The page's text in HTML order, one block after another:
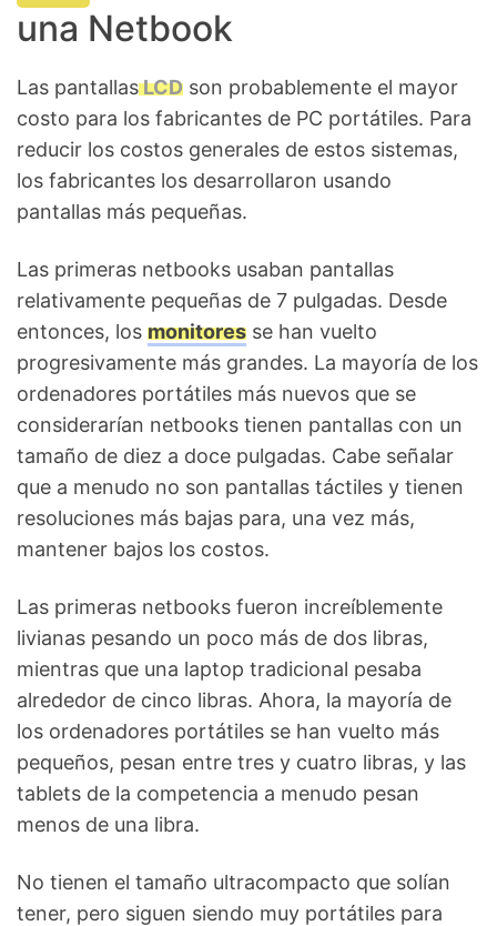
una Netbook
Las pantallasLCD son probablemente el mayor
costo para los fabricantes de PC portátiles. Para
reducir los costos generales de estos sistemas,
los fabricantes los desarrollaron usando
pantallas más pequeñas.
Las primeras netbooks usaban pantallas
relativamente pequeñas de 7 pulgadas. Desde
entonces, los monitores se han vuelto
progresivamente más grandes. La mayoría de los
ordenadores portátiles más nuevos que se
considerarían netbooks tienen pantallas con un
tamaño de diez a doce pulgadas. Cabe señalar
que a menudo no son pantallas táctiles y tienen
resoluciones más bajas para, una vez más,
mantener bajos los costos.
Las primeras netbooks fueron increíblemente
livianas pesando un poco más de dos libras,
mientras que una laptop tradicional pesaba
alrededor de cinco libras. Ahora, la mayoría de
los ordenadores portátiles se han vuelto más
pequeños, pesan entre tres y cuatro libras, y las
tablets de la competencia a menudo pesan
menos de una libra.
No tienen el tamaño ultracompacto que solían
tener, pero siguen siendo muy portátiles para